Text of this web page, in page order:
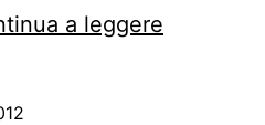
a leggere